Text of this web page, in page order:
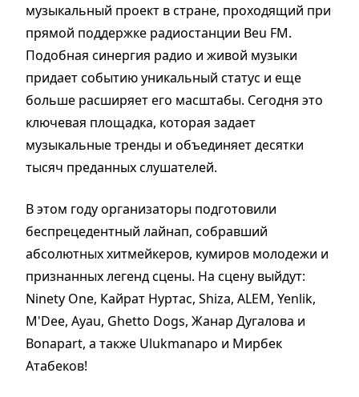
музыкальный проект в стране, проходящий при
прямой поддержке радиостанции Beu FM.
Подобная синергия радио и живой музыки
придает событию уникальный статус и еще
больше расширяет его масштабы. Сегодня это
ключевая площадка, которая задает
музыкальные тренды и объединяет десятки
тысяч преданных слушателей.
В этом году организаторы подготовили
беспрецедентный лайнап, собравший
абсолютных хитмейкеров, кумиров молодежи и
признанных легенд сцены. На сцену выйдут:
Ninety One, Кайрат Нуртас, Shiza, ALEM, Yenlik,
M'Dee, Ayau, Ghetto Dogs, Жанар Дугалова и
Bonapart, а также Ulukmanapo и Мирбек
Атабеков!